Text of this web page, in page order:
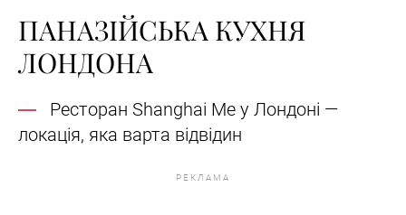
ПАНАЗІЙСЬКА КУХНЯ
ЛОНДОНА
Ресторан Shanghai Me у Лондоні —
локація, яка варта відвідин
РЕКЛАМА